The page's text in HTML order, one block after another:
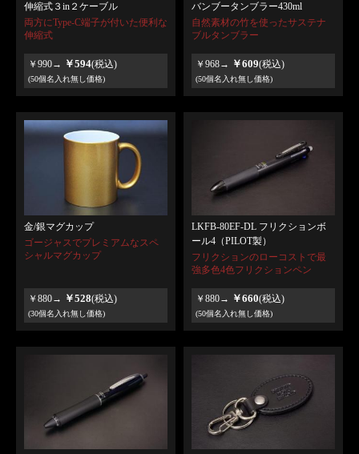
伸縮式３in２ケーブル
両方にType-C端子が付いた便利な
伸縮式
￥990→ ￥594(税込)
(50個名入れ無し価格)
バンブータンブラー430ml
自然素材の竹を使ったサステナ
ブルタンブラー
￥968→ ￥609(税込)
(50個名入れ無し価格)
金/銀マグカップ
ゴージャスでプレミアムなスペ
シャルマグカップ
￥880→ ￥528(税込)
(30個名入れ無し価格)
LKFB-80EF-DL フリクションボ
ール4（PILOT製）
フリクションのローコストで最
強多色4色フリクションペン
￥880→ ￥660(税込)
(50個名入れ無し価格)